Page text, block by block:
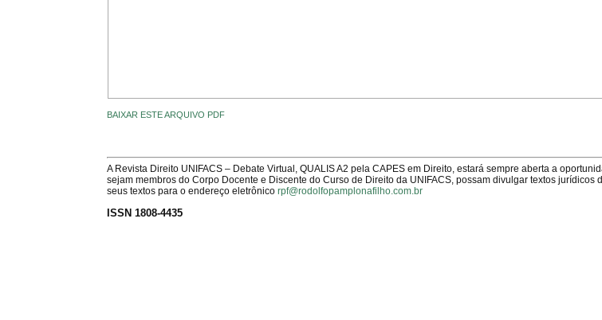
BAIXAR ESTE ARQUIVO PDF
A Revista Direito UNIFACS – Debate Virtual, QUALIS A2 pela CAPES em Direito, estará sempre aberta a
sejam membros do Corpo Docente e Discente do Curso de Direito da UNIFACS, possam divulgar textos
seus textos para o endereço eletrônicorpf@rodolfopamplonafilho.com.br
ISSN 1808-4435